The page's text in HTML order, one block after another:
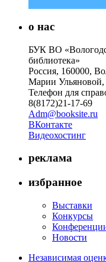
о нас
БУК ВО
библиотека»
Россия, 160000,
Марии Ульяновой,
Телефон для
8(8172)21-17-69
Adm@booksite.ru
ВКонтакте
Видеохостинг
реклама
избранное
Выставки
Конкурсы
Новости
Независимая